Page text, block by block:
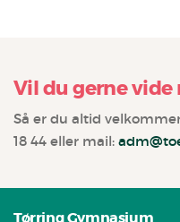
Vil du gerne vide
Så er du altid
18 44 eller mail:
Tørring Gymnasium